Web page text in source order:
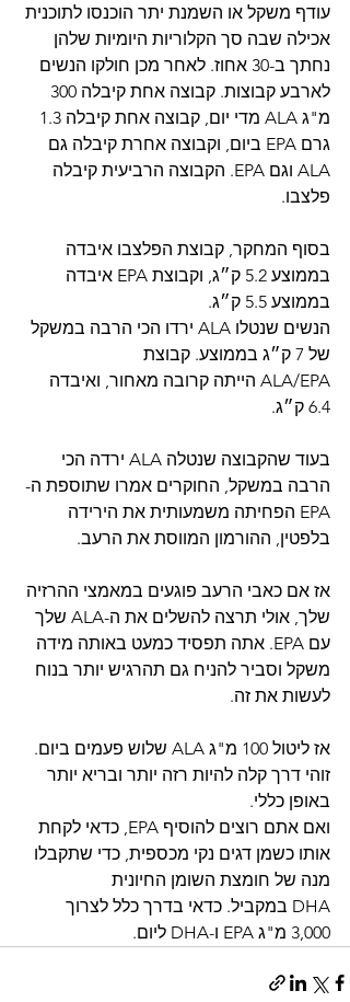
עודף משקל או השמנת יתר הוכנסו לתוכנית
אכילה שבה סך הקלוריות היומיות שלהן
נחתך ב-30 אחוז. לאחר מכן חולקו הנשים
גרם EPA ביום, וקבוצה אחרת קיבלה גם
ALA וגם EPA. הקבוצה הרביעית קיבלה
פלצבו.
בסוף המחקר, קבוצת הפלצבו איבדה
בממוצע 5.2 ק״ג, וקבוצת EPA איבדה
בממוצע 5.5 ק״ג.
הנשים שנטלו ALA ירדו הכי הרבה במשקל
של 7 ק״ג בממוצע. קבוצת
ALA/EPA הייתה קרובה מאחור, ואיבדה
6.4 ק״ג.
בעוד שהקבוצה שנטלה ALA ירדה הכי
הרבה במשקל, החוקרים אמרו שתוספת ה-
EPA הפחיתה משמעותית את הירידה
בלפטין, ההורמון המווסת את הרעב.
אז אם כאבי הרעב פוגעים במאמצי ההרזיה
שלך, אולי תרצה להשלים את ה-ALA שלך
עם EPA. אתה תפסיד כמעט באותה מידה
משקל וסביר להניח גם תהרגיש יותר בנוח
לעשות את זה.
אז ליטול 100 מ"ג ALA שלוש פעמים ביום.
זוהי דרך קלה להיות רזה יותר ובריא יותר
באופן כללי.
ואם אתם רוצים להוסיף EPA, כדאי לקחת
אותו כשמן דגים נקי מכספית, כדי שתקבלו
מנה של חומצת השומן החיונית
DHA במקביל. כדאי בדרך כלל לצרוך
3,000 מ"ג EPA ו-DHA ליום.